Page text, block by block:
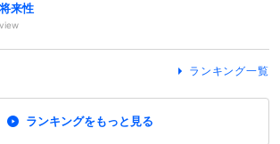
来性
ランキング一覧
ランキングをもっと見る